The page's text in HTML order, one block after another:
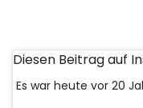
Diesen Beitrag auf
Es war heute vor 20